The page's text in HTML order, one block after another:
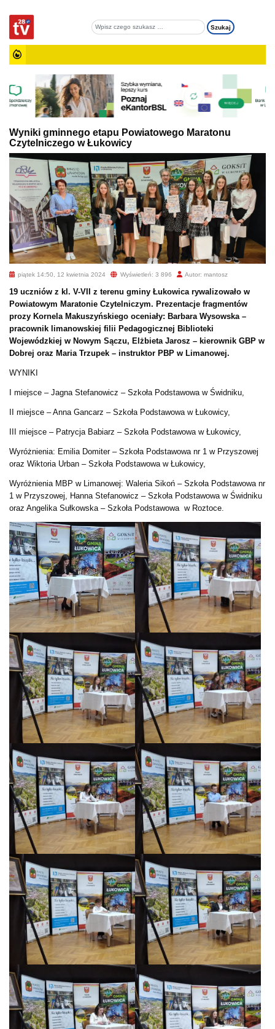
Wyniki gminnego etapu Powiatowego Maratonu
Czytelniczego w Łukowicy
piątek 14:50, 12 kwietnia 2024 Wyświetleń: 3 896 Autor: mantosz
19 uczniów z kl. V-VII z terenu gminy Łukowica rywalizowało w
Powiatowym Maratonie Czytelniczym. Prezentacje fragmentów
prozy Kornela Makuszyńskiego oceniały: Barbara Wysowska –
pracownik limanowskiej filii Pedagogicznej Biblioteki
Wojewódzkiej w Nowym Sączu, Elżbieta Jarosz – kierownik GBP w
Dobrej oraz Maria Trzupek – instruktor PBP w Limanowej.
WYNIKI
I miejsce – Jagna Stefanowicz – Szkoła Podstawowa w Świdniku,
II miejsce – Anna Gancarz – Szkoła Podstawowa w Łukowicy,
III miejsce – Patrycja Babiarz – Szkoła Podstawowa w Łukowicy,
Wyróżnienia: Emilia Domiter – Szkoła Podstawowa nr 1 w Przyszowej
oraz Wiktoria Urban – Szkoła Podstawowa w Łukowicy,
Wyróżnienia MBP w Limanowej: Waleria Sikoń – Szkoła Podstawowa nr
1 w Przyszowej, Hanna Stefanowicz – Szkoła Podstawowa w Świdniku
oraz Angelika Sułkowska – Szkoła Podstawowa w Roztoce.